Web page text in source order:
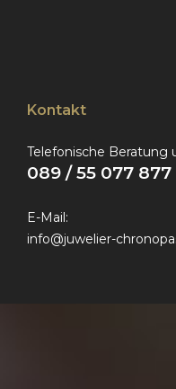
Kontakt
Telefonische Beratung
089 / 55 077 877
E-Mail:
info@juwelier-